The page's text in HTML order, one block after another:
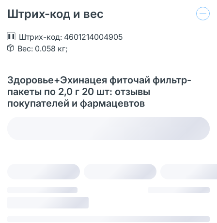
Штрих-код и вес
Штрих-код: 4601214004905
Вес: 0.058 кг;
Здоровье+Эхинацея фиточай фильтр-
пакеты по 2,0 г 20 шт: отзывы
покупателей и фармацевтов